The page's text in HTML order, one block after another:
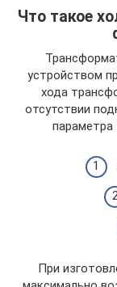
Что такое
устройством
хода
отсутствии
параметра
При